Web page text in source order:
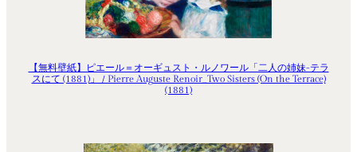
【無料壁紙】ピエール＝オーギュスト・ルノワール「二人の姉妹-テラ
スにて (1881)」 / Pierre Auguste Renoir_Two Sisters (On the Terrace)
(1881)